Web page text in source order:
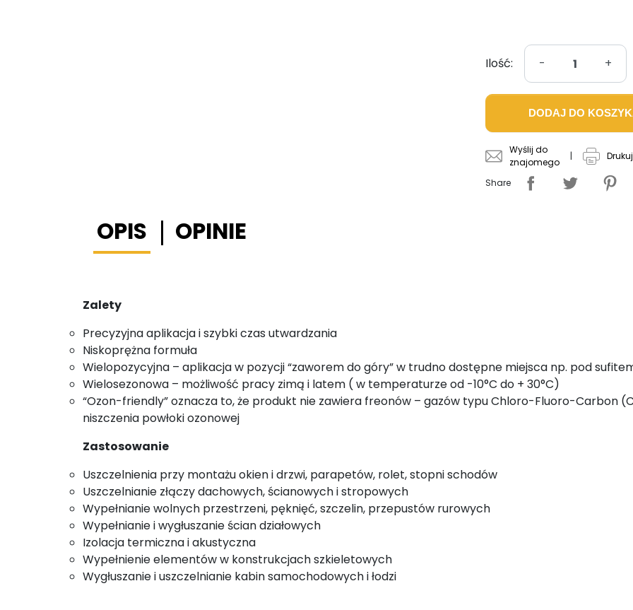
Ilość: - +
DODAJ DO
Wyślij do
znajomego
| Drukuj
Share
OPIS OPINIE
Zalety
Precyzyjna aplikacja i szybki czas utwardzania
Niskoprężna formuła
Wielopozycyjna – aplikacja w pozycji “zaworem do góry” w trudno dostępne miejsca np. pod
Wielosezonowa – możliwość pracy zimą i latem ( w temperaturze od -10°C do + 30°C)
“Ozon-friendly” oznacza to, że produkt nie zawiera freonów – gazów typu Chloro-Fluoro-Carbon
niszczenia powłoki ozonowej
Zastosowanie
Uszczelnienia przy montażu okien i drzwi, parapetów, rolet, stopni schodów
Uszczelnianie złączy dachowych, ścianowych i stropowych
Wypełnianie wolnych przestrzeni, pęknięć, szczelin, przepustów rurowych
Wypełnianie i wygłuszanie ścian działowych
Izolacja termiczna i akustyczna
Wypełnienie elementów w konstrukcjach szkieletowych
Wygłuszanie i uszczelnianie kabin samochodowych i łodzi